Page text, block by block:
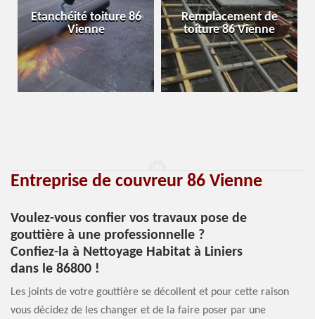
Etanchéité toiture 86
Vienne
Remplacement de
toiture 86 Vienne
Entreprise de couvreur 86 Vienne
Voulez-vous confier vos travaux pose de
gouttière à une professionnelle ?
Confiez-la à Nettoyage Habitat à Liniers
dans le 86800 !
Les joints de votre gouttière se décollent et pour cette raison
vous décidez de les changer et de la faire poser par une